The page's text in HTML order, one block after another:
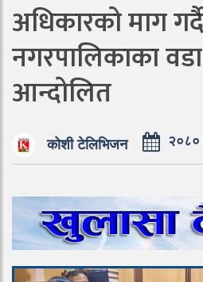
अधिकारको माग
नगरपालिकाका
आन्दोलित
कोशी टेलिभिजन २०८०